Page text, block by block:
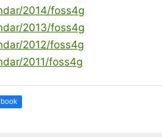
2014/foss4g
2013/foss4g
2012/foss4g
2011/foss4g